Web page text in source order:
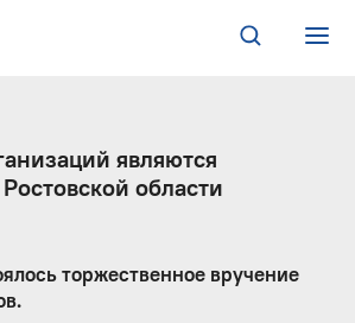
являются
области
торжественное вручение